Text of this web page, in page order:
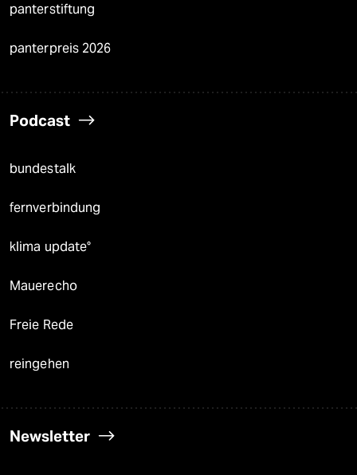
panterstiftung
panterpreis 2026
Podcast
bundestalk
fernverbindung
klima update°
Mauerecho
Freie Rede
reingehen
Newsletter